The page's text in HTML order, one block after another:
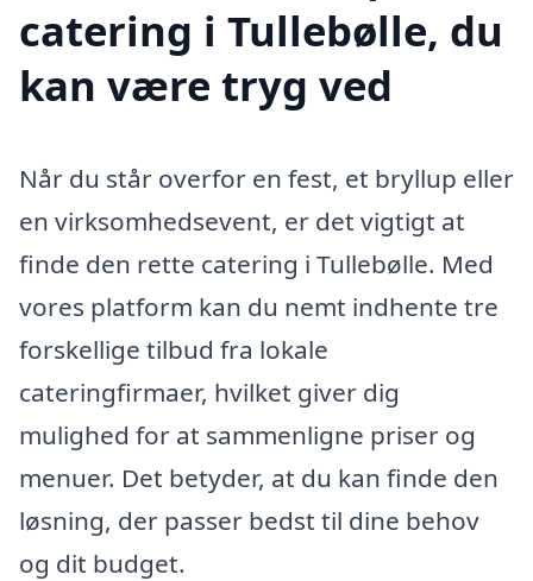
catering i Tullebølle, du
kan være tryg ved
Når du står overfor en fest, et bryllup eller
en virksomhedsevent, er det vigtigt at
finde den rette catering i Tullebølle. Med
vores platform kan du nemt indhente tre
forskellige tilbud fra lokale
cateringfirmaer, hvilket giver dig
mulighed for at sammenligne priser og
menuer. Det betyder, at du kan finde den
løsning, der passer bedst til dine behov
og dit budget.